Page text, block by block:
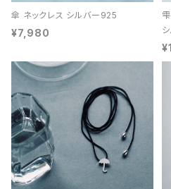
傘 ネックレス シルバー925
¥7,980